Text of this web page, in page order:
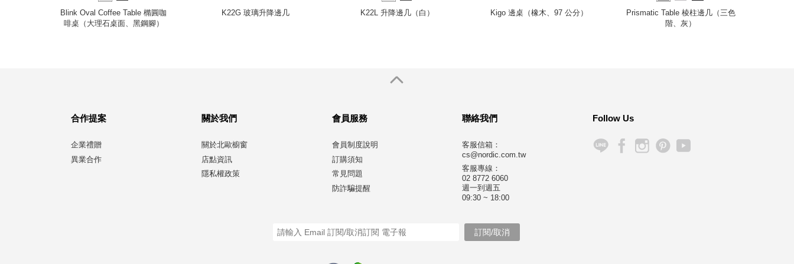
Blink Oval Coffee Table 橢圓咖
啡桌（大理石桌面、黑鋼腳）
K22G 玻璃升降邊几 K22L 升降邊几（白） Kigo 邊桌（橡木、97 公分）
Prismatic Table 棱柱邊几（三色
階、灰）
合作提案
企業禮贈
異業合作
關於我們
關於北歐櫥窗
店點資訊
隱私權政策
會員服務
會員制度說明
訂購須知
常見問題
防詐騙提醒
聯絡我們
客服信箱：
cs@nordic.com.tw
客服專線：
02 8772 6060
週一到週五
09:30 ~ 18:00
Follow Us